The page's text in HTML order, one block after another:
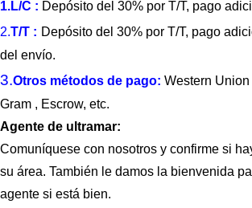
1.L/C : Depósito del 30% por T/T, pago
2.T/T : Depósito del 30% por T/T, pago
del envío.
3.Otros métodos de pago: Western Union
Gram , Escrow, etc.
Agente de ultramar:
Comuníquese con nosotros y confirme si
su área. También le damos la bienvenida
agente si está bien.